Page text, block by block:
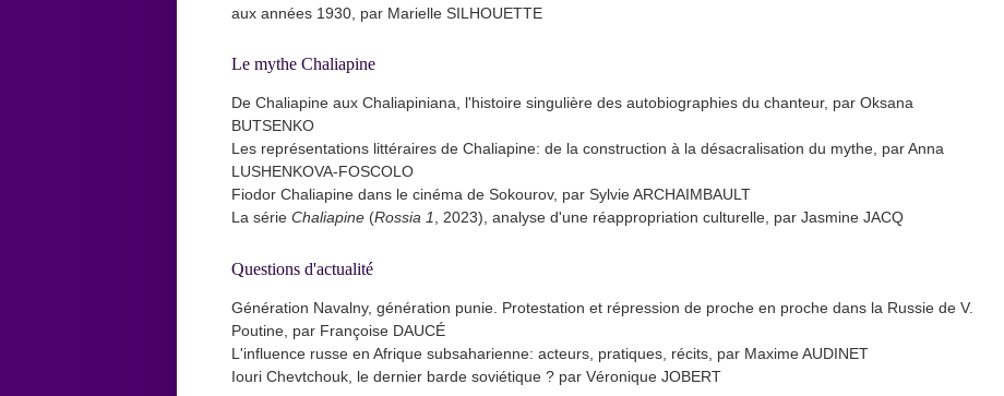
aux années 1930, par Marielle SILHOUETTE
Le mythe Chaliapine
De Chaliapine aux Chaliapiniana, l'histoire singulière des autobiographies du chanteur, par Oksana
BUTSENKO
Les représentations littéraires de Chaliapine: de la construction à la désacralisation du mythe, par Anna
LUSHENKOVA-FOSCOLO
Fiodor Chaliapine dans le cinéma de Sokourov, par Sylvie ARCHAIMBAULT
La série Chaliapine (Rossia 1, 2023), analyse d'une réappropriation culturelle, par Jasmine JACQ
Questions d'actualité
Génération Navalny, génération punie. Protestation et répression de proche en proche dans la Russie de V.
Poutine, par Françoise DAUCÉ
L'influence russe en Afrique subsaharienne: acteurs, pratiques, récits, par Maxime AUDINET
Iouri Chevtchouk, le dernier barde soviétique ? par Véronique JOBERT